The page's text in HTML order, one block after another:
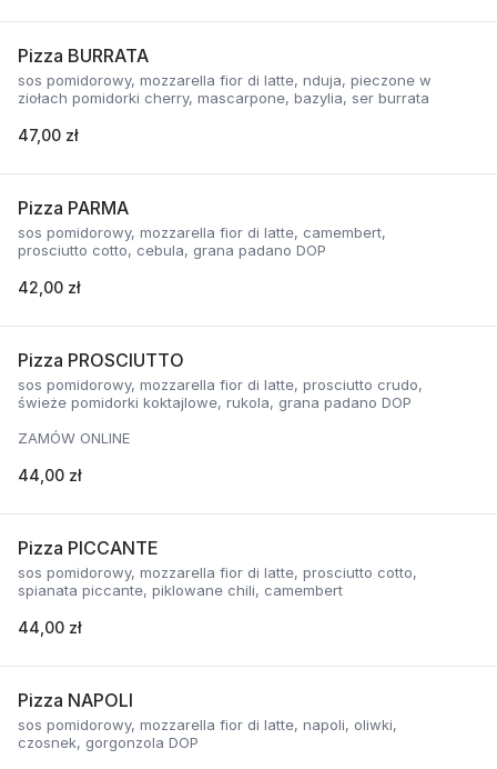
Pizza BURRATA
sos pomidorowy, mozzarella fior di latte, nduja, pieczone w
ziołach pomidorki cherry, mascarpone, bazylia, ser burrata
47,00 zł
Pizza PARMA
sos pomidorowy, mozzarella fior di latte, camembert,
prosciutto cotto, cebula, grana padano DOP
42,00 zł
Pizza PROSCIUTTO
sos pomidorowy, mozzarella fior di latte, prosciutto crudo,
świeże pomidorki koktajlowe, rukola, grana padano DOP
ZAMÓW ONLINE
44,00 zł
Pizza PICCANTE
sos pomidorowy, mozzarella fior di latte, prosciutto cotto,
spianata piccante, piklowane chili, camembert
44,00 zł
Pizza NAPOLI
sos pomidorowy, mozzarella fior di latte, napoli, oliwki,
czosnek, gorgonzola DOP